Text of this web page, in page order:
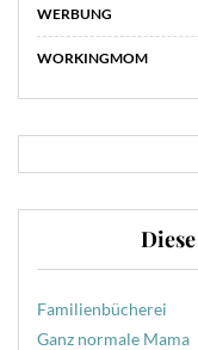
WERBUNG
WORKINGMOM
Familienbücherei
Ganz normale Mama